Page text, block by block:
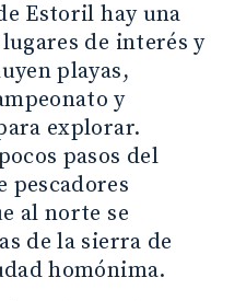
Estoril hay una
de interés y
playas,
y
explorar.
pasos del
pescadores
al norte se
de la sierra de
homónima.